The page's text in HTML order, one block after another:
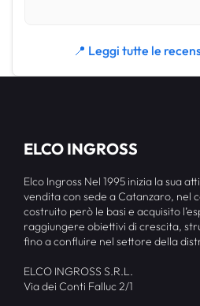
📍 Leggi tutte le
ELCO INGROSS
Elco Ingross Nel 1995 inizia la sua
vendita con sede a Catanzaro, nel
costruito però le basi e acquisito
raggiungere obiettivi di crescita,
fino a confluire nel settore della
ELCO INGROSS S.R.L.
Via dei Conti Falluc 2/1